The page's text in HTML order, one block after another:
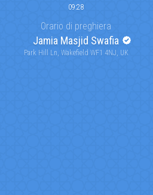
09:28
Orario di preghiera
Jamia Masjid Swafia
Park Hill Ln, Wakefield WF1 4NJ, UK